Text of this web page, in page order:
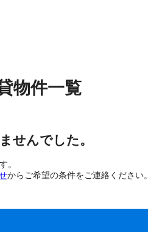
物件一覧
せんでした。
。
からご希望の条件をご連絡ください。